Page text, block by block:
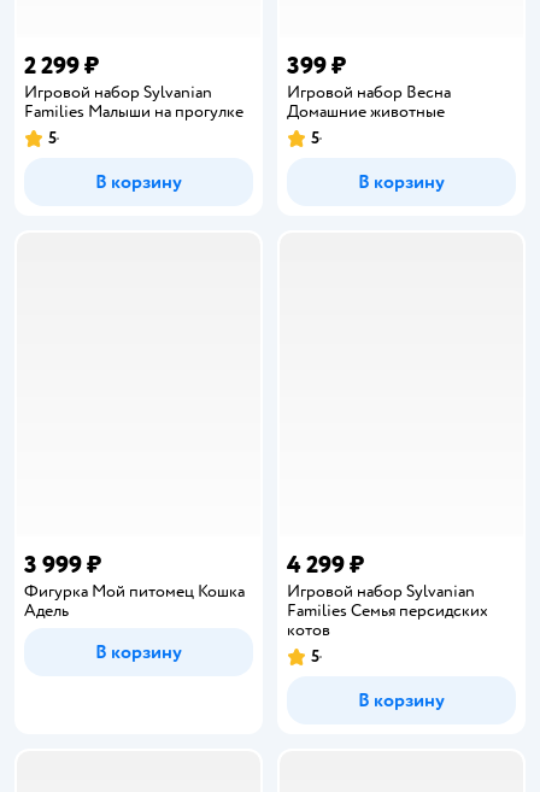
2 299 ₽
Игровой набор Sylvanian
Families Малыши на прогулке
Рейтинг:
5
В корзину
399 ₽
Игровой набор Весна
Домашние животные
Рейтинг:
5
В корзину
3 999 ₽
Фигурка Мой питомец Кошка
Адель
В корзину
4 299 ₽
Игровой набор Sylvanian
Families Семья персидских
котов
Рейтинг:
5
В корзину